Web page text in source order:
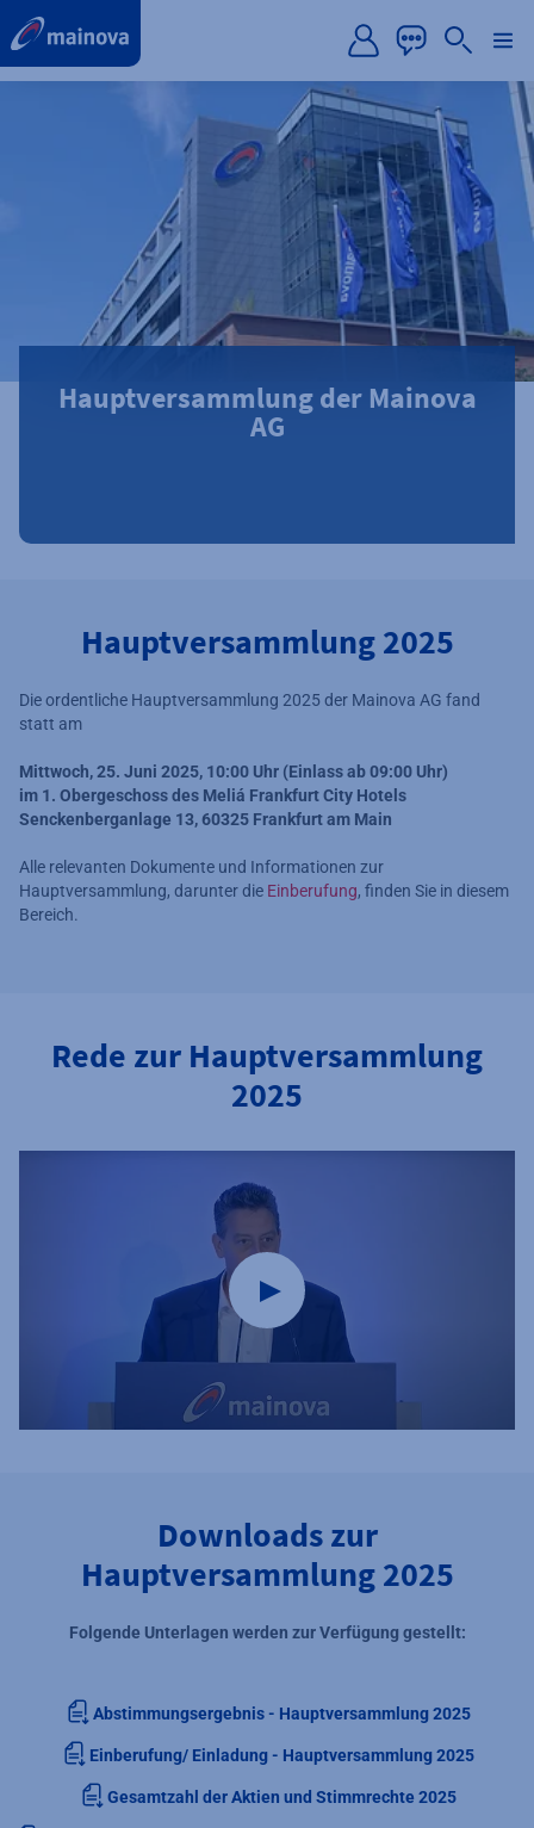
Hauptversammlung der Mainova
AG
Hauptversammlung 2025
Die ordentliche Hauptversammlung 2025 der Mainova AG fand
statt am
Mittwoch, 25. Juni 2025, 10:00 Uhr (Einlass ab 09:00 Uhr)
im 1. Obergeschoss des Meliá Frankfurt City Hotels
Senckenberganlage 13, 60325 Frankfurt am Main
Alle relevanten Dokumente und Informationen zur
Hauptversammlung, darunter die Einberufung, finden Sie in diesem
Bereich.
Rede zur Hauptversammlung
2025
Downloads zur
Hauptversammlung 2025
Folgende Unterlagen werden zur Verfügung gestellt:
Abstimmungsergebnis - Hauptversammlung 2025
Einberufung/ Einladung - Hauptversammlung 2025
Gesamtzahl der Aktien und Stimmrechte 2025